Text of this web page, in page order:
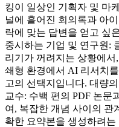
킹이 일상인 기획자 및 마
널에 흩어진 회의록과 아
락에 맞는 답변을 얻고 싶
중시하는 기업 및 연구원:
리기가 꺼려지는 상황에서
쇄형 환경에서 AI 리서치
고의 선택지입니다. 대량
교수: 수백 편의 PDF 논문
여, 복잡한 개념 사이의 관
확한 요약본을 생성하려는